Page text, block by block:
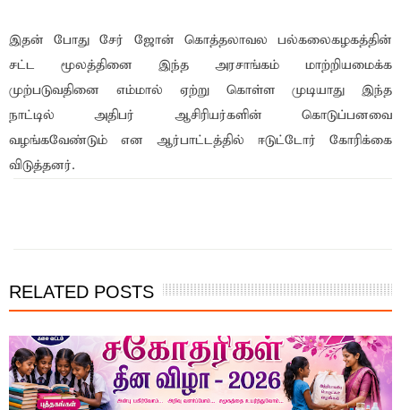
இதன் போது சேர் ஜோன் கொத்தலாவல பல்கலைகழகத்தின்
சட்ட மூலத்தினை இந்த அரசாங்கம் மாற்றியமைக்க
முற்படுவதினை எம்மால் ஏற்று கொள்ள முடியாது இந்த
நாட்டில் அதிபர் ஆசிரியர்களின் கொடுப்பனவை
வழங்கவேண்டும் என ஆர்பாட்டத்தில் ஈடுட்டோர் கோரிக்கை
விடுத்தனர்.
RELATED POSTS